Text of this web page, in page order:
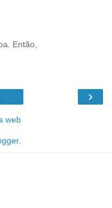
Então,
›
web
.